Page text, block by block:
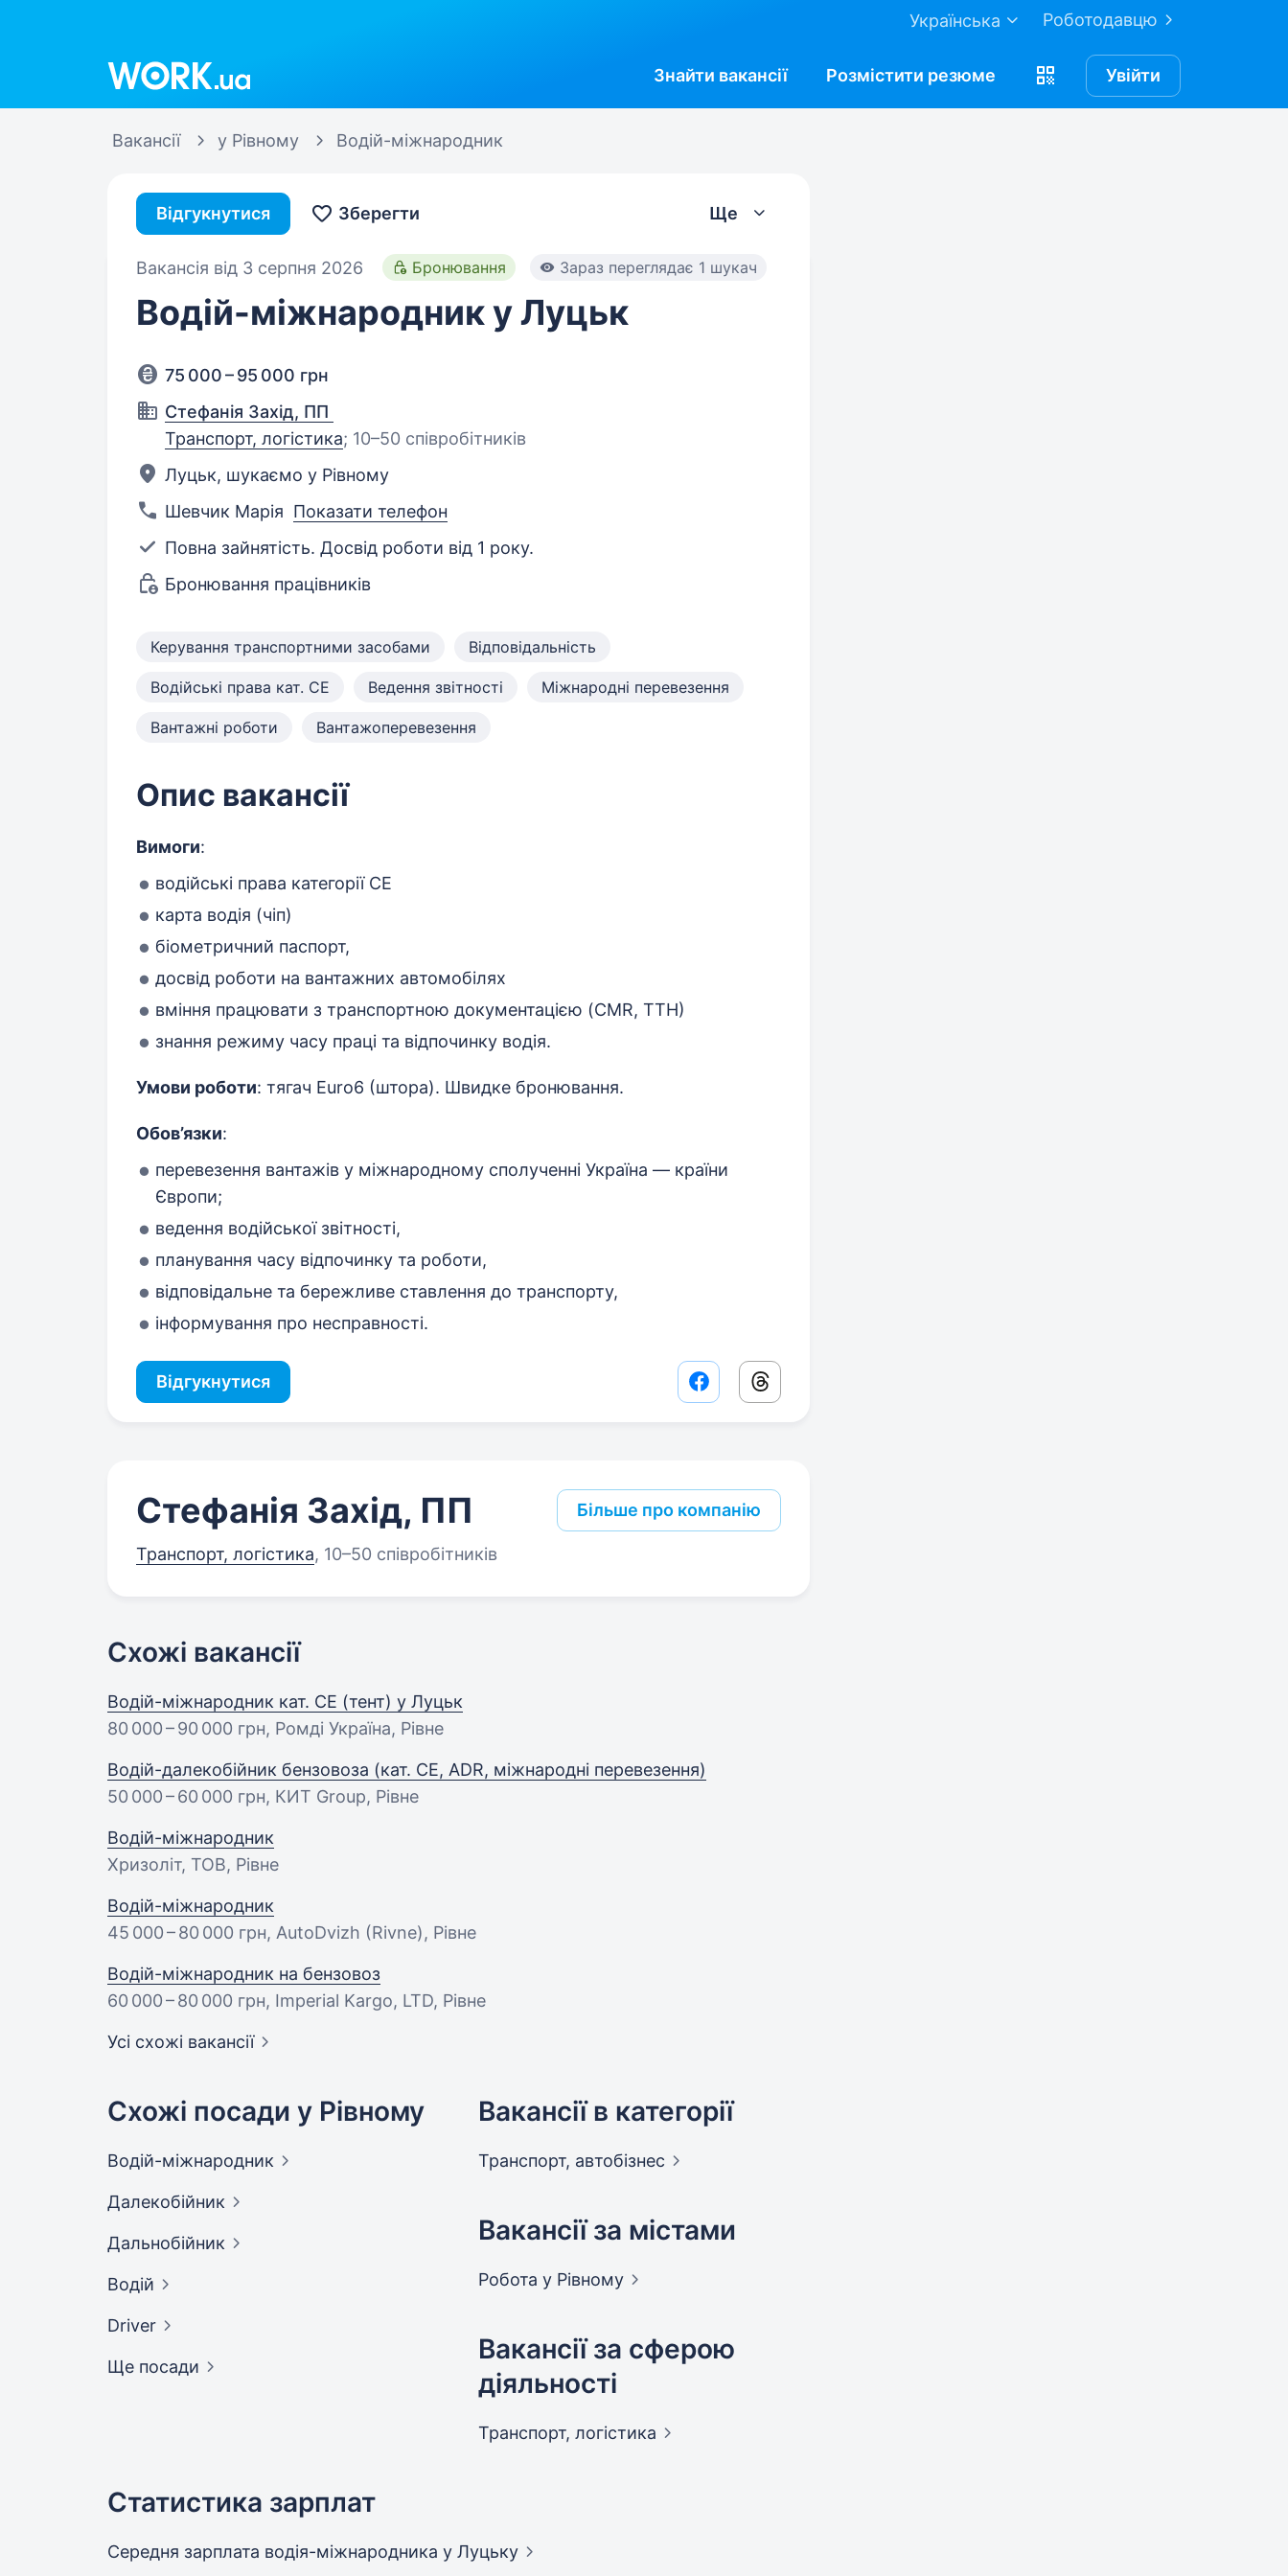
Роботодавцю
Українська
Знайти вакансії Розмістити резюме Увійти
Вакансії у Рівному Водій-міжнародник
Відгукнутися Зберегти Ще
Вакансія від 3 серпня 2026 Бронювання Зараз переглядає 1 шукач
Водій-міжнародник у Луцьк
75 000 – 95 000 грн
Стефанія Захід, ПП
Транспорт, логістика; 10–50 співробітників
Луцьк, шукаємо у Рівному
Шевчик Марія Показати телефон
Повна зайнятість. Досвід роботи від 1 року.
Бронювання працівників
Керування транспортними засобами Відповідальність
Водійські права кат. CE Ведення звітності Міжнародні перевезення
Вантажні роботи Вантажоперевезення
Опис вакансії
Вимоги:
водійські права категорії СЕ
карта водія (чіп)
біометричний паспорт,
досвід роботи на вантажних автомобілях
вміння працювати з транспортною документацією (CMR, TTН)
знання режиму часу праці та відпочинку водія.
Умови роботи: тягач Euro6 (штора). Швидке бронювання.
Обов’язки:
перевезення вантажів у міжнародному сполученні Україна — країни
Європи;
ведення водійської звітності,
планування часу відпочинку та роботи,
відповідальне та бережливе ставлення до транспорту,
інформування про несправності.
Відгукнутися Facebook share link
Threads share link
Стефанія Захід, ПП
Транспорт, логістика, 10–50 співробітників
Більше про компанію
Схожі вакансії
Водій-міжнародник кат. СЕ (тент) у Луцьк
80 000 – 90 000 грн, Ромді Україна, Рівне
Водій-далекобійник бензовоза (кат. CЕ, ADR, міжнародні перевезення)
50 000 – 60 000 грн, КИТ Group, Рівне
Водій-міжнародник
Хризоліт, ТОВ, Рівне
Водій-міжнародник
45 000 – 80 000 грн, AutoDvizh (Rivne), Рівне
Водій-міжнародник на бензовоз
60 000 – 80 000 грн, Imperial Kargo, LTD, Рівне
Усі схожі вакансії
Схожі посади у Рівному
Водій-міжнародник
Далекобійник
Дальнобійник
Водій
Driver
Ще посади
Вакансії в категорії
Транспорт, автобізнес
Вакансії за містами
Робота у Рівному
Вакансії за сферою
діяльності
Транспорт, логістика
Статистика зарплат
Середня зарплата водія-міжнародника у Луцьку